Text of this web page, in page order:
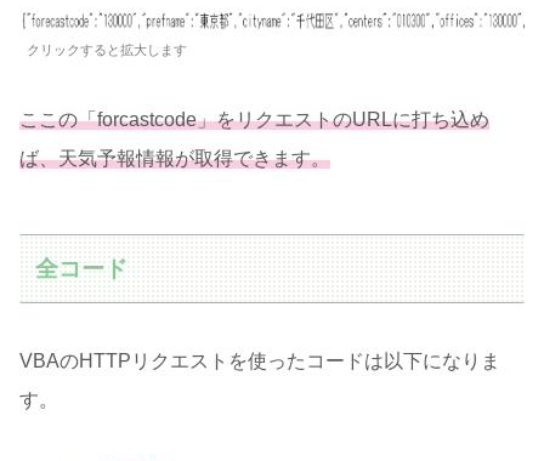
クリックすると拡大します
ここの「forcastcode」をリクエストのURLに打ち込め
ば、天気予報情報が取得できます。
全コード
VBAのHTTPリクエストを使ったコードは以下になりま
す。